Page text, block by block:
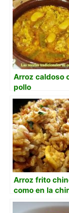
Arroz caldoso
pollo
Arroz frito
como en la